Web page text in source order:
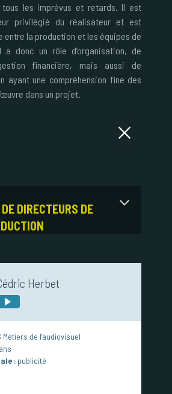
les imprévus et retards. Il est
privilégié du réalisateur et est
entre la production et les équipes de
a donc un rôle d’organisation, de
financière, mais aussi de
ayant une compréhension fine des
dans un projet.
DIRECTEURS DE
Herbet
Métiers de l’audiovisuel
: publicité